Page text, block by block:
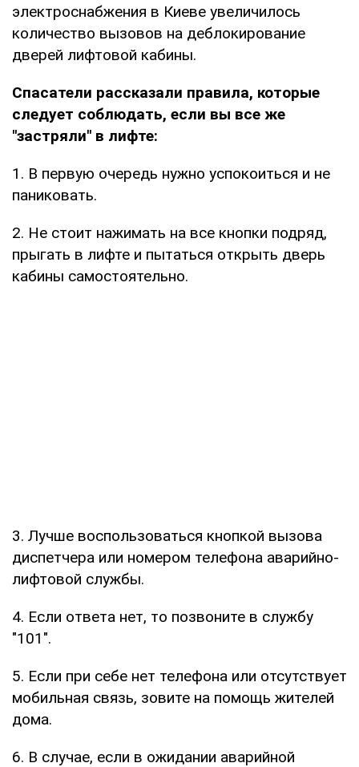
электроснабжения в Киеве увеличилось
количество вызовов на деблокирование
дверей лифтовой кабины.
Спасатели рассказали правила, которые
следует соблюдать, если вы все же
"застряли" в лифте:
1. В первую очередь нужно успокоиться и не
паниковать.
2. Не стоит нажимать на все кнопки подряд,
прыгать в лифте и пытаться открыть дверь
кабины самостоятельно.
3. Лучше воспользоваться кнопкой вызова
диспетчера или номером телефона аварийно-
лифтовой службы.
4. Если ответа нет, то позвоните в службу
"101".
5. Если при себе нет телефона или отсутствует
мобильная связь, зовите на помощь жителей
дома.
6. В случае, если в ожидании аварийной